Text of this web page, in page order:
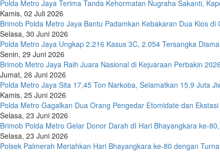
Polda Metro Jaya Terima Tanda Kehormatan Nugraha Sakanti,
Kamis, 02 Juli 2026
Brimob Polda Metro Jaya Bantu Padamkan Kebakaran Dua Kios di
Selasa, 30 Juni 2026
Polda Metro Jaya Ungkap 2.216 Kasus 3C, 2.054 Tersangka
Senin, 29 Juni 2026
Brimob Metro Jaya Raih Juara Nasional di Kejuaraan Perbakin 2026
Jumat, 26 Juni 2026
Polda Metro Jaya Sita 17,45 Ton Narkoba, Selamatkan 15,9 Juta
Kamis, 25 Juni 2026
Polda Metro Gagalkan Dua Orang Pengedar Etomidate dan
Selasa, 23 Juni 2026
Brimob Polda Metro Gelar Donor Darah dI Hari Bhayangkara ke-
Selasa, 23 Juni 2026
Polsek Palmerah Meriahkan Hari Bhayangkara ke-80 dengan